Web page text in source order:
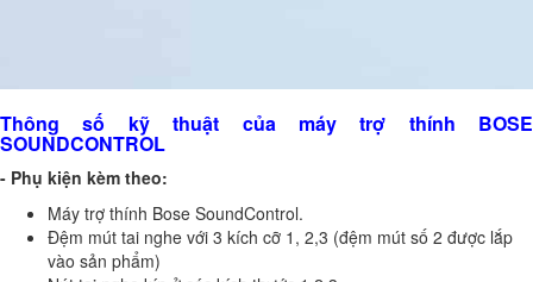
Thông số kỹ thuật của máy trợ thính BOSE
SOUNDCONTROL
- Phụ kiện kèm theo:
Máy trợ thính Bose SoundControl.
Đệm mút tai nghe với 3 kích cỡ 1, 2,3 (đệm mút số 2 được lắp
vào sản phẩm)